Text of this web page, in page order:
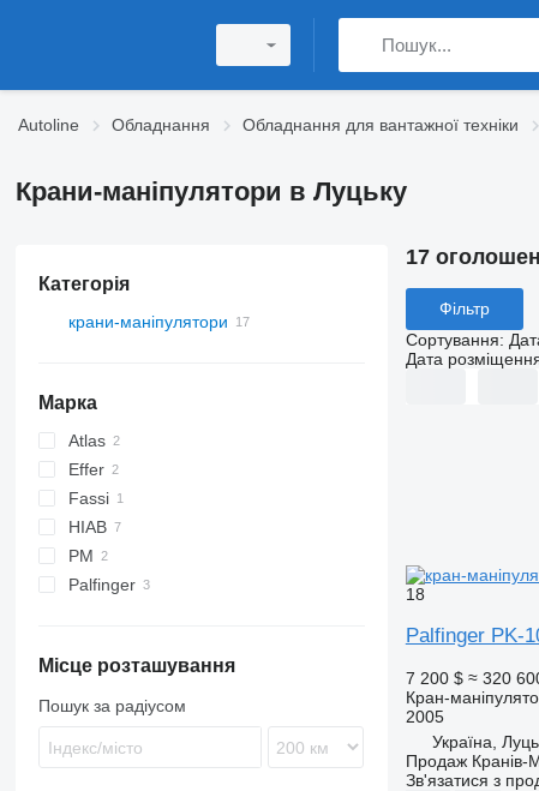
Autoline Обладнання Обладнання для вантажної техніки
Крани-маніпулятори в Луцьку
Категорія
крани-маніпулятори
Марка
Atlas
Effer
Fassi
HIAB
XS
PM
Palfinger
Місце розташування
Пошук за радіусом
17
Фільтр
Сортування:
Дата
18
Palfinger PK-
7 200 $ ≈ 320
Кран-
2005
Україна,
Продаж Кранів-
Зв'язатися з